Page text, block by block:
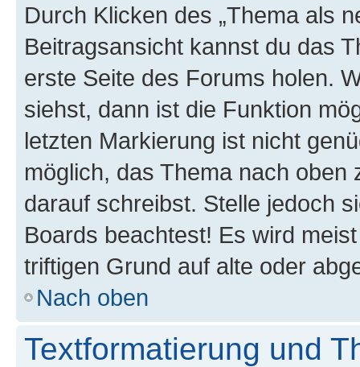
Durch Klicken des „Thema als
Beitragsansicht kannst du das
erste Seite des Forums holen.
siehst, dann ist die Funktion
letzten Markierung ist nicht
möglich, das Thema nach oben
darauf schreibst. Stelle jedoch
Boards beachtest! Es wird
triftigen Grund auf alte oder
Nach oben
Textformatierung und